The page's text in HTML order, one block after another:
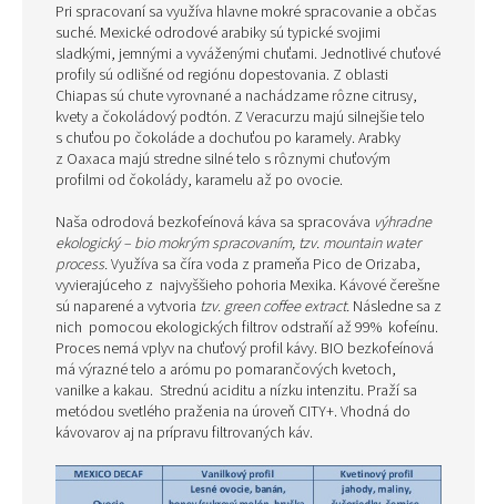
Pri spracovaní sa využíva hlavne mokré spracovanie a občas
suché. Mexické odrodové arabiky sú typické svojimi
sladkými, jemnými a vyváženými chuťami. Jednotlivé chuťové
profily sú odlišné od regiónu dopestovania. Z oblasti
Chiapas sú chute vyrovnané a nachádzame rôzne citrusy,
kvety a čokoládový podtón. Z Veracurzu majú silnejšie telo
s chuťou po čokoláde a dochuťou po karamely. Arabky
z Oaxaca majú stredne silné telo s rôznymi chuťovým
profilmi od čokolády, karamelu až po ovocie.
Naša odrodová bezkofeínová káva sa spracováva výhradne
ekologický – bio mokrým spracovaním, tzv. mountain water
process.Využíva sa číra voda z prameňa Pico de Orizaba,
vyvierajúceho z najvyššieho pohoria Mexika. Kávové čerešne
sú naparené a vytvoria tzv. green coffee extract. Následne sa z
nich pomocou ekologických filtrov odstraňí až 99% kofeínu.
Proces nemá vplyv na chuťový profil kávy. BIO bezkofeínová
má výrazné telo a arómu po pomarančových kvetoch,
vanilke a kakau. Strednú aciditu a nízku intenzitu. Praží sa
metódou svetlého praženia na úroveň CITY+. Vhodná do
kávovarov aj na prípravu filtrovaných káv.